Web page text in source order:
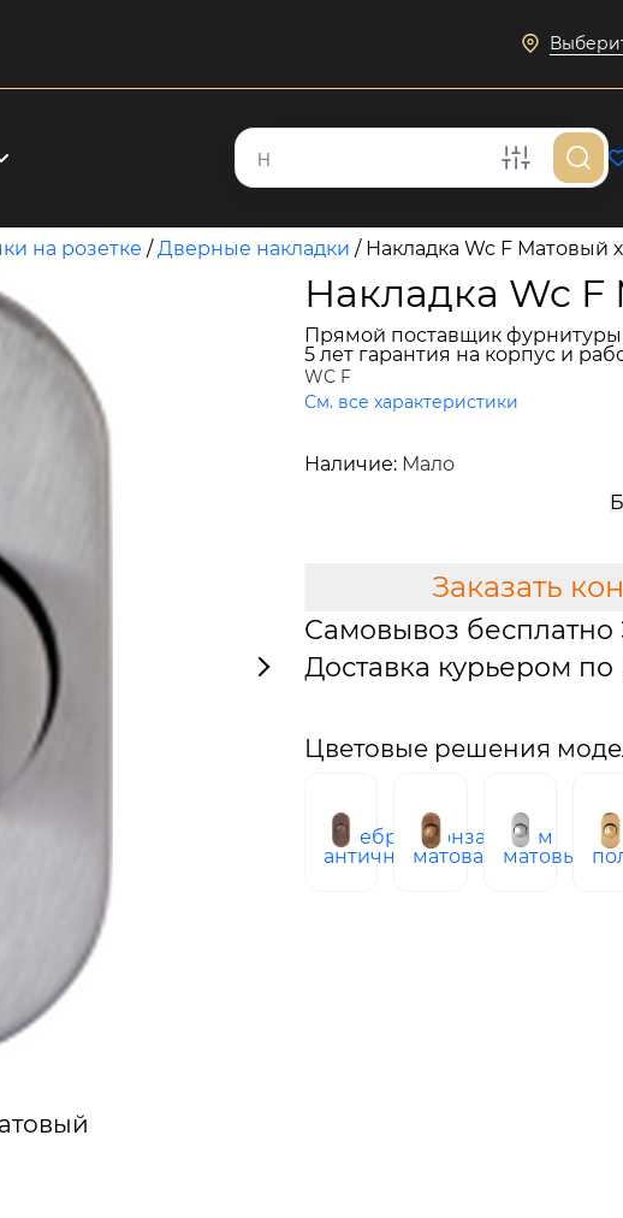
на розетке /Дверные накладки / Накладка Wc F Матовый
Накладка Wc
Прямой поставщик
5 лет гарантия на корпус и
WC F
См. все характеристики
Наличие: Мало
Заказать
Самовывоз
Доставка курьером
Цветовые решения
серебро
античное
бронза
матовая
хром
матовый